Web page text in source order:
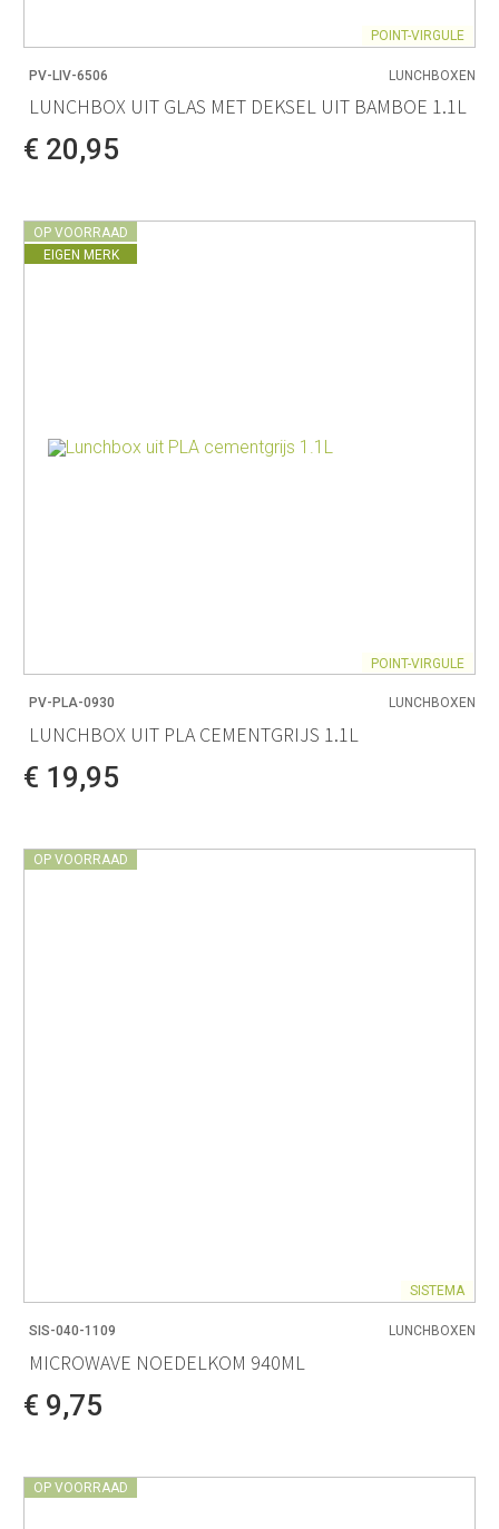
POINT-VIRGULE
PV-LIV-6506 LUNCHBOXEN
LUNCHBOX UIT GLAS MET DEKSEL UIT BAMBOE 1.1L
€ 20,95
OP VOORRAAD
EIGEN MERK
POINT-VIRGULE
PV-PLA-0930 LUNCHBOXEN
LUNCHBOX UIT PLA CEMENTGRIJS 1.1L
€ 19,95
OP VOORRAAD
SISTEMA
SIS-040-1109 LUNCHBOXEN
MICROWAVE NOEDELKOM 940ML
€ 9,75
OP VOORRAAD